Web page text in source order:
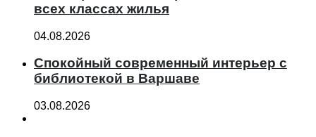
всех классах жилья
04.08.2026
Спокойный современный интерьер с
библиотекой в Варшаве
03.08.2026